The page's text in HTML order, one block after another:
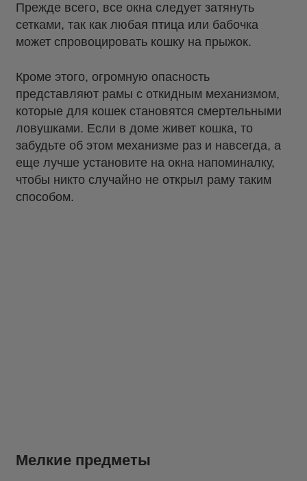
Прежде всего, все окна следует затянуть
сетками, так как любая птица или бабочка
может спровоцировать кошку на прыжок.
Кроме этого, огромную опасность
представляют рамы с откидным механизмом,
которые для кошек становятся смертельными
ловушками. Если в доме живет кошка, то
забудьте об этом механизме раз и навсегда, а
еще лучше установите на окна напоминалку,
чтобы никто случайно не открыл раму таким
способом.
Мелкие предметы